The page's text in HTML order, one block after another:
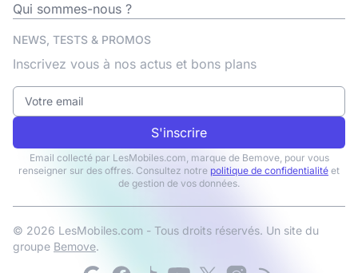
Qui sommes-nous ?
NEWS, TESTS & PROMOS
Inscrivez vous à nos actus et bons plans
S'inscrire
Email collecté par LesMobiles.com, marque de Bemove, pour vous
renseigner sur des offres. Consultez notre politique de confidentialité et
de gestion de vos données.
© 2026 LesMobiles.com - Tous droits réservés. Un site du
groupe Bemove.